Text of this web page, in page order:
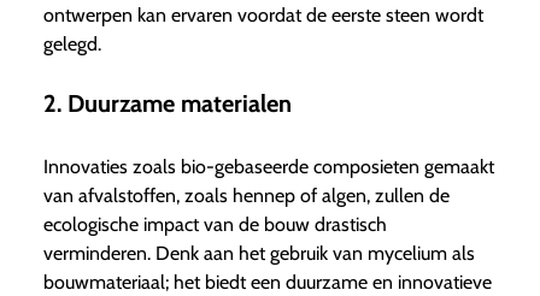
ontwerpen kan ervaren voordat de eerste steen wordt
gelegd.
2. Duurzame materialen
Innovaties zoals bio-gebaseerde composieten gemaakt
van afvalstoffen, zoals hennep of algen, zullen de
ecologische impact van de bouw drastisch
verminderen. Denk aan het gebruik van mycelium als
bouwmateriaal; het biedt een duurzame en innovatieve